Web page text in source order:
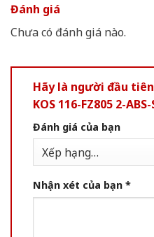
Đánh giá
Chưa có đánh giá nào.
Hãy là người đầu
KOS 116-FZ805 2-ABS-
Đánh giá của bạn
Nhận xét của bạn *